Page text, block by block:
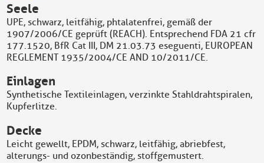
Seele
UPE, schwarz, leitfähig, phtalatenfrei, gemäß der
1907/2006/CE geprüft (REACH). Entsprechend FDA 21 cfr
177.1520, BfR Cat III, DM 21.03.73 eseguenti, EUROPEAN
REGLEMENT 1935/2004/CE AND 10/2011/CE.
Einlagen
Synthetische Textileinlagen, verzinkte Stahldrahtspiralen,
Kupferlitze.
Decke
Leicht gewellt, EPDM, schwarz, leitfähig, abriebfest,
alterungs- und ozonbeständig, stoffgemustert.